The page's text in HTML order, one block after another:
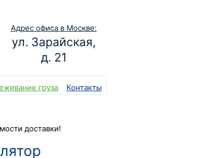
Адрес офиса в Москве:
ул. Зарайская,
д. 21
груза Контакты
доставки!